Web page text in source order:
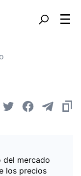
del mercado
los precios